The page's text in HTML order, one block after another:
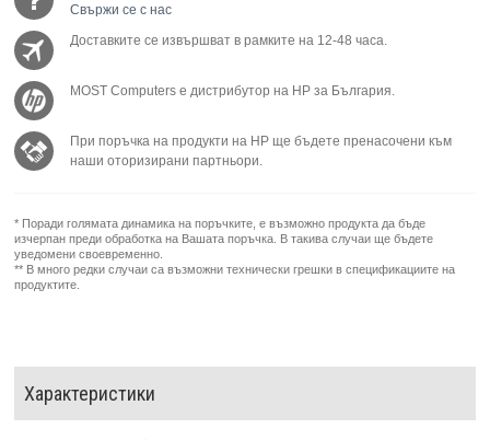
Свържи се с нас
Доставките се извършват в рамките на 12-48 часа.
MOST Computers е дистрибутор на HP за България.
При поръчка на продукти на HP ще бъдете пренасочени към
наши оторизирани партньори.
* Поради голямата динамика на поръчките, е възможно продукта да бъде
изчерпан преди обработка на Вашата поръчка. В такива случаи ще бъдете
уведомени своевременно.
** В много редки случаи са възможни технически грешки в спецификациите на
продуктите.
Характеристики